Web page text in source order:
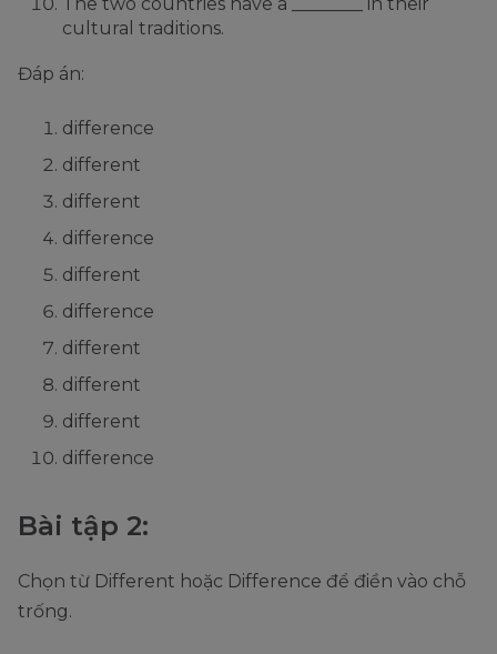
cultural traditions.
Đáp án:
difference
different
different
difference
different
difference
different
different
different
difference
Bài tập 2:
Chọn từ Different hoặc Difference để điền vào chỗ
trống.